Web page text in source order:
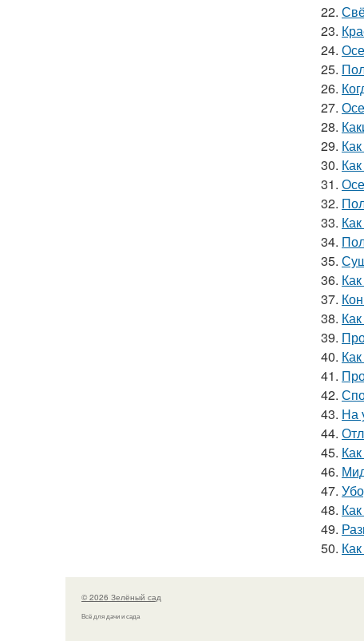
22.
23.
24.
25.
26.
27.
28.
29.
30.
31.
32.
33.
34.
35.
36.
37.
38.
39.
40.
41.
42.
43. На
44.
45.
46.
47.
48.
49.
50.
© 2026 Зелёный сад
Всё для дачи и сада